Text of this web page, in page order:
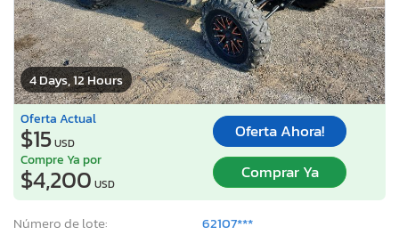
4 Days, 12 Hours
Oferta Actual
$15USD
Oferta Ahora!
Compre Ya por
$4,200 USD
Comprar Ya
Número de lote:
62107***